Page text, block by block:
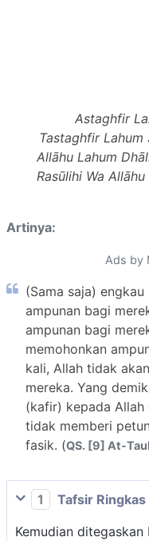
Astaghfir
Tastaghfir
Allāhu Lahum
Rasūlihi Wa
Artinya:
Ads by
(Sama saja)
ampunan bagi
ampunan bagi
memohonkan
kali, Allah tidak
mereka. Yang
(kafir) kepada Allah
tidak memberi
fasik. (QS. [9] At-
1
Tafsir Ringkas
Kemudian